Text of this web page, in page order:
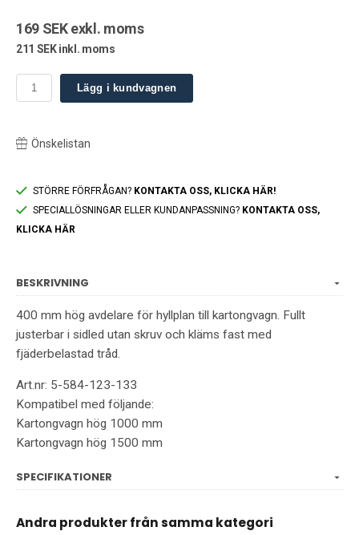
169 SEK exkl. moms
211 SEK inkl. moms
Lägg i kundvagnen
Önskelistan
STÖRRE FÖRFRÅGAN? KONTAKTA OSS, KLICKA HÄR!
SPECIALLÖSNINGAR ELLER KUNDANPASSNING? KONTAKTA OSS,
KLICKA HÄR
BESKRIVNING
400 mm hög avdelare för hyllplan till kartongvagn. Fullt
justerbar i sidled utan skruv och kläms fast med
fjäderbelastad tråd.
Art.nr: 5-584-123-133
Kompatibel med följande:
Kartongvagn hög 1000 mm
Kartongvagn hög 1500 mm
SPECIFIKATIONER
Andra produkter från samma kategori